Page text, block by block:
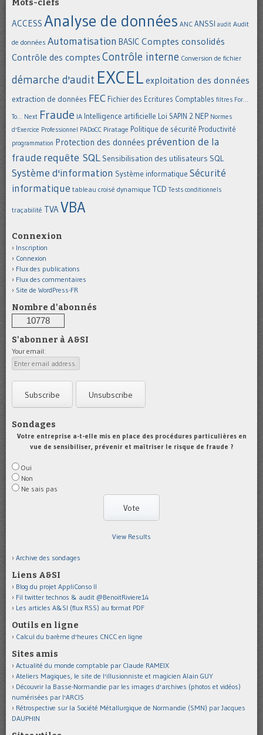
Mots-clefs
ACCESS Analyse de données ANC ANSSI audit Audit
de données Automatisation BASIC Comptes consolidés
Contrôle des comptes Contrôle interne Conversion de fichier
démarche d'audit EXCEL exploitation des données
extraction de données FEC Fichier des Ecritures Comptables filtres For...
To... Next Fraude IA Intelligence artificielle Loi SAPIN 2 NEP Normes
d'Exercice Professionnel PADoCC Piratage Politique de sécurité Productivité
programmation Protection des données prévention de la
fraude requête SQL Sensibilisation des utilisateurs SQL
Système d'information Système informatique Sécurité
informatique tableau croisé dynamique TCD Tests conditionnels
traçabilité TVAVBA
Connexion
Inscription
Connexion
Flux des publications
Flux des commentaires
Site de WordPress-FR
Nombre d'abonnés
10778
S'abonner à A&SI
Your email:
Sondages
Votre entreprise a-t-elle mis en place des procédures particulières en
vue de sensibiliser, prévenir et maîtriser le risque de fraude ?
Oui
Non
Ne sais pas
View Results
Archive des sondages
Liens A&SI
Blog du projet AppliConso II
Fil twitter technos & audit @BenoitRiviere14
Les articles A&SI (flux RSS) au format PDF
Outils en ligne
Calcul du barème d'heures CNCC en ligne
Sites amis
Actualité du monde comptable par Claude RAMEIX
Ateliers Magiques, le site de l'illusionniste et magicien Alain GUY
Découvrir la Basse-Normandie par les images d'archives (photos et vidéos)
numérisées par l'ARCIS
Rétrospective sur la Société Métallurgique de Normandie (SMN) par Jacques
DAUPHIN